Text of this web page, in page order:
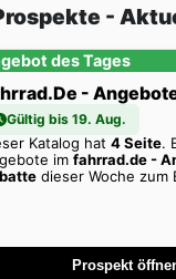
-
des Tages
-
Gültig bis 19. Aug.
Katalog hat 4 Seite.
im fahrrad.de -
dieser Woche zum
Prospekt